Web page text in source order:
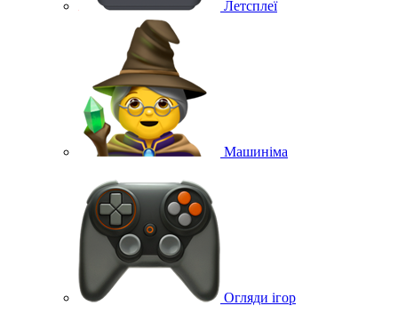
Летсплеї
Машиніма
Огляди ігор